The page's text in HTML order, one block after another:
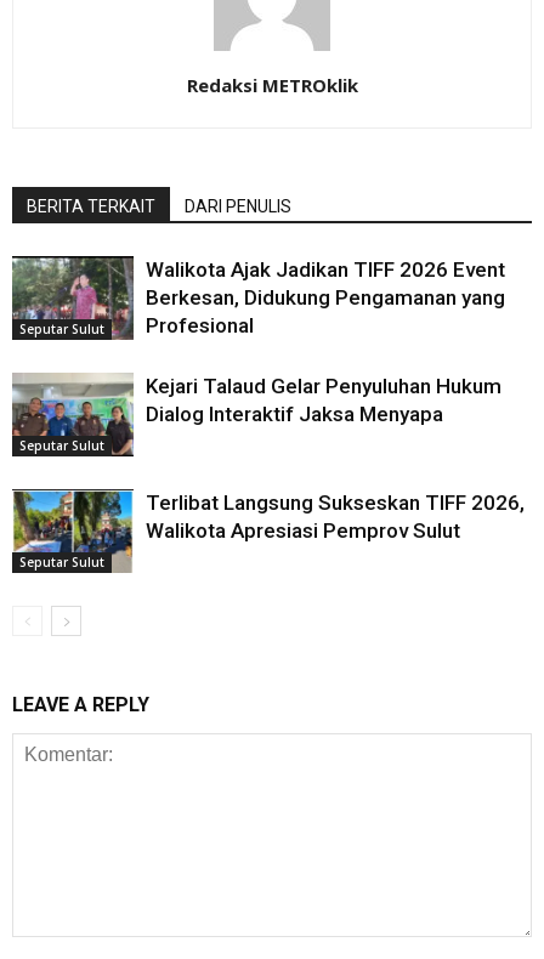
Redaksi METROklik
BERITA TERKAIT DARI PENULIS
Seputar Sulut
Walikota Ajak Jadikan TIFF 2026 Event
Berkesan, Didukung Pengamanan yang
Profesional
Seputar Sulut
Kejari Talaud Gelar Penyuluhan Hukum
Dialog Interaktif Jaksa Menyapa
Seputar Sulut
Terlibat Langsung Sukseskan TIFF 2026,
Walikota Apresiasi Pemprov Sulut
LEAVE A REPLY